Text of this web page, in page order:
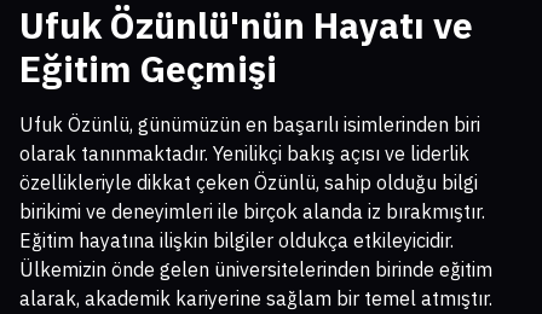
Ufuk Özünlü'nün Hayatı ve
Eğitim Geçmişi
Ufuk Özünlü, günümüzün en başarılı isimlerinden biri
olarak tanınmaktadır. Yenilikçi bakış açısı ve liderlik
özellikleriyle dikkat çeken Özünlü, sahip olduğu bilgi
birikimi ve deneyimleri ile birçok alanda iz bırakmıştır.
Eğitim hayatına ilişkin bilgiler oldukça etkileyicidir.
Ülkemizin önde gelen üniversitelerinden birinde eğitim
alarak, akademik kariyerine sağlam bir temel atmıştır.